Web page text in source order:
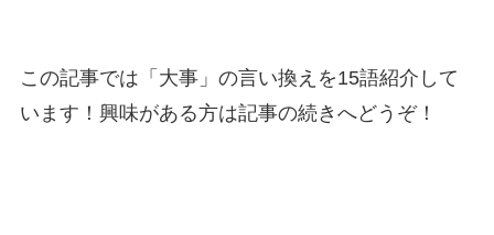
この記事では「大事」の言い換えを15語紹介して
います！興味がある方は記事の続きへどうぞ！